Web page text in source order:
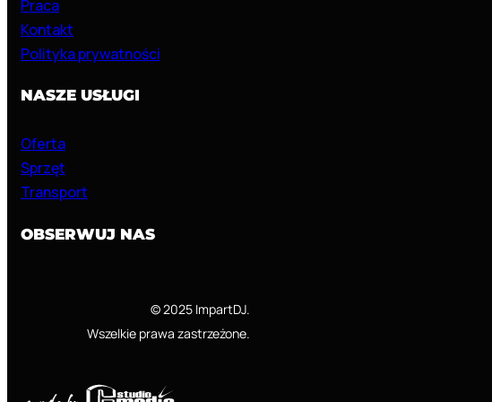
Praca
Kontakt
Polityka prywatności
NASZE USŁUGI
Oferta
Sprzęt
Transport
OBSERWUJ NAS
© 2025 ImpartDJ.
Wszelkie prawa zastrzeżone.